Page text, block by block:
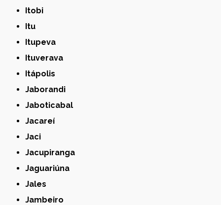
Itobi
Itu
Itupeva
Ituverava
Itápolis
Jaborandi
Jaboticabal
Jacareí
Jaci
Jacupiranga
Jaguariúna
Jales
Jambeiro